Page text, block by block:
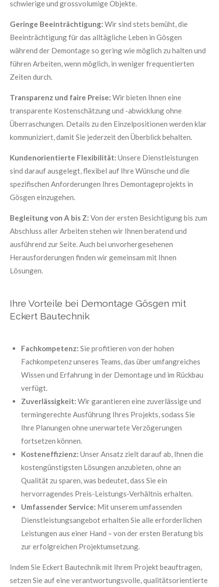
schwierige und grossvolumige Objekte.
Geringe Beeinträchtigung: Wir sind stets bemüht, die
Beeinträchtigung für das alltägliche Leben in Gösgen
während der Demontage so gering wie möglich zu halten und
führen Arbeiten, wenn möglich, in weniger frequentierten
Zeiten durch.
Transparenz und faire Preise: Wir bieten Ihnen eine
transparente Kostenschätzung und -abwicklung ohne
Überraschungen. Details zu den Einzelpositionen werden klar
kommuniziert, damit Sie jederzeit den Überblick behalten.
Kundenorientierte Flexibilität: Unsere Dienstleistungen
sind darauf ausgelegt, flexibel auf Ihre Wünsche und die
spezifischen Anforderungen Ihres Demontageprojekts in
Gösgen einzugehen.
Begleitung von A bis Z: Von der ersten Besichtigung bis zum
Abschluss aller Arbeiten stehen wir Ihnen beratend und
ausführend zur Seite. Auch bei unvorhergesehenen
Herausforderungen finden wir gemeinsam mit Ihnen
Lösungen.
Ihre Vorteile bei Demontage Gösgen mit
Eckert Bautechnik
Fachkompetenz: Sie profitieren von der hohen
Fachkompetenz unseres Teams, das über umfangreiches
Wissen und Erfahrung in der Demontage und im Rückbau
verfügt.
Zuverlässigkeit: Wir garantieren eine zuverlässige und
termingerechte Ausführung Ihres Projekts, sodass Sie
Ihre Planungen ohne unerwartete Verzögerungen
fortsetzen können.
Kosteneffizienz: Unser Ansatz zielt darauf ab, Ihnen die
kostengünstigsten Lösungen anzubieten, ohne an
Qualität zu sparen, was bedeutet, dass Sie ein
hervorragendes Preis-Leistungs-Verhältnis erhalten.
Umfassender Service: Mit unserem umfassenden
Dienstleistungsangebot erhalten Sie alle erforderlichen
Leistungen aus einer Hand – von der ersten Beratung bis
zur erfolgreichen Projektumsetzung.
Indem Sie Eckert Bautechnik mit Ihrem Projekt beauftragen,
setzen Sie auf eine verantwortungsvolle, qualitätsorientierte